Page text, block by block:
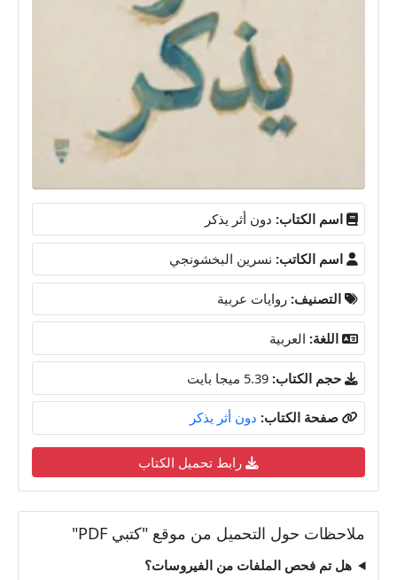
اسم الكتاب: دون أثر يذكر
اسم الكاتب: نسرين البخشونجي
التصنيف: روايات عربية
اللغة: العربية
حجم الكتاب: 5.39 ميجا بايت
صفحة الكتاب: دون أثر يذكر
رابط تحميل الكتاب
ملاحظات حول التحميل من موقع "كتبي PDF"
هل تم فحص الملفات من الفيروسات؟